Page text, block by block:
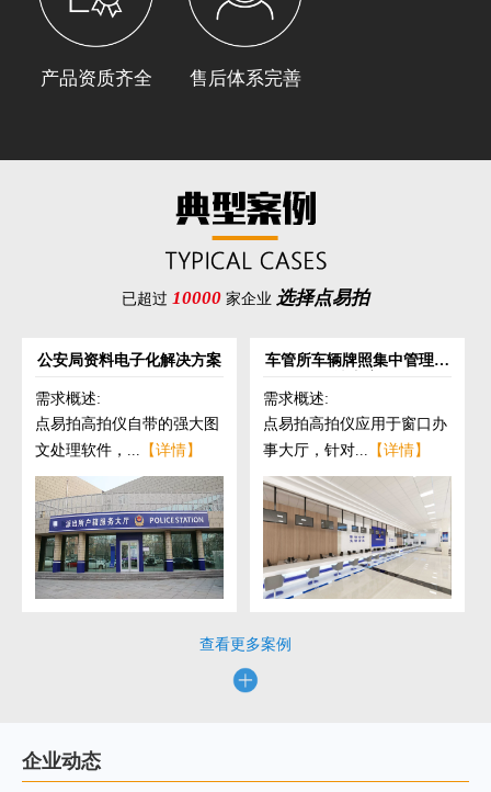
产品资质齐全 售后体系完善
已超过 10000 家企业 选择点易拍
公安局资料电子化解决方案
需求概述:
点易拍高拍仪自带的强大图
文处理软件，... 【详情】
车管所车辆牌照集中管理解
需求概述:
点易拍高拍仪应用于窗口办
事大厅，针对... 【详情】
查看更多案例
企业动态